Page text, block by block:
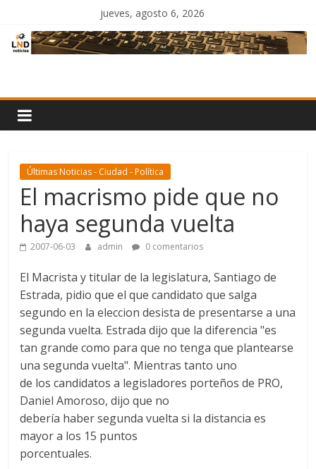
contenido
jueves, agosto 6, 2026
Noticias
Últimas Noticias - Ciudad - Política
El macrismo pide que no
haya segunda vuelta
2007-06-03 admin 0 comentarios
El Macrista y titular de la legislatura, Santiago de
Estrada, pidio que el que candidato que salga
segundo en la eleccion desista de presentarse a una
segunda vuelta. Estrada dijo que la diferencia "es
tan grande como para que no tenga que plantearse
una segunda vuelta". Mientras tanto uno
de los candidatos a legisladores porteños de PRO,
Daniel Amoroso, dijo que no
debería haber segunda vuelta si la distancia es
mayor a los 15 puntos
porcentuales.